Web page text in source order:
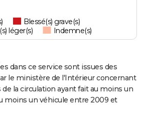
Blessé(s) grave(s)
léger(s)
Indemne(s)
dans ce service sont issues des
le ministère de l'Intérieur concernant
la circulation ayant fait au moins un
moins un véhicule entre 2009 et